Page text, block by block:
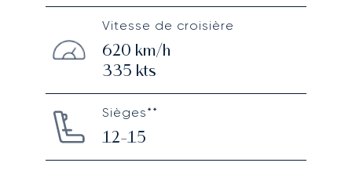
Vitesse de croisière
620 km/h
335 kts
Sièges**
12-15